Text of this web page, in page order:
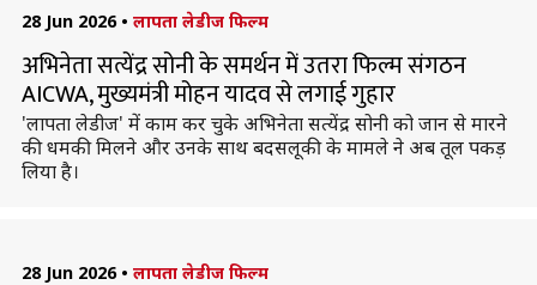
28 Jun 2026 • लापता लेडीज फिल्म
अभिनेता सत्येंद्र सोनी के समर्थन में उतरा फिल्म संगठन
AICWA, मुख्यमंत्री मोहन यादव से लगाई गुहार
'लापता लेडीज' में काम कर चुके अभिनेता सत्येंद्र सोनी को जान से मारने
की धमकी मिलने और उनके साथ बदसलूकी के मामले ने अब तूल पकड़
लिया है।
28 Jun 2026 • लापता लेडीज फिल्म